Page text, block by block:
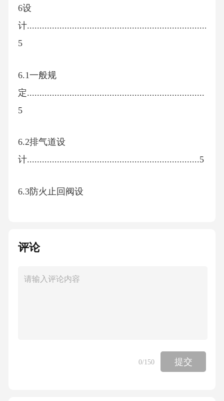
6设
计...............................................................................
5
6.1一般规
定.......................................................................
5
6.2排气道设
计.....................................................................5
6.3防火止回阀设
6.4屋顶防倒灌风帽设
工...............................................................................
评论
0/150 提交